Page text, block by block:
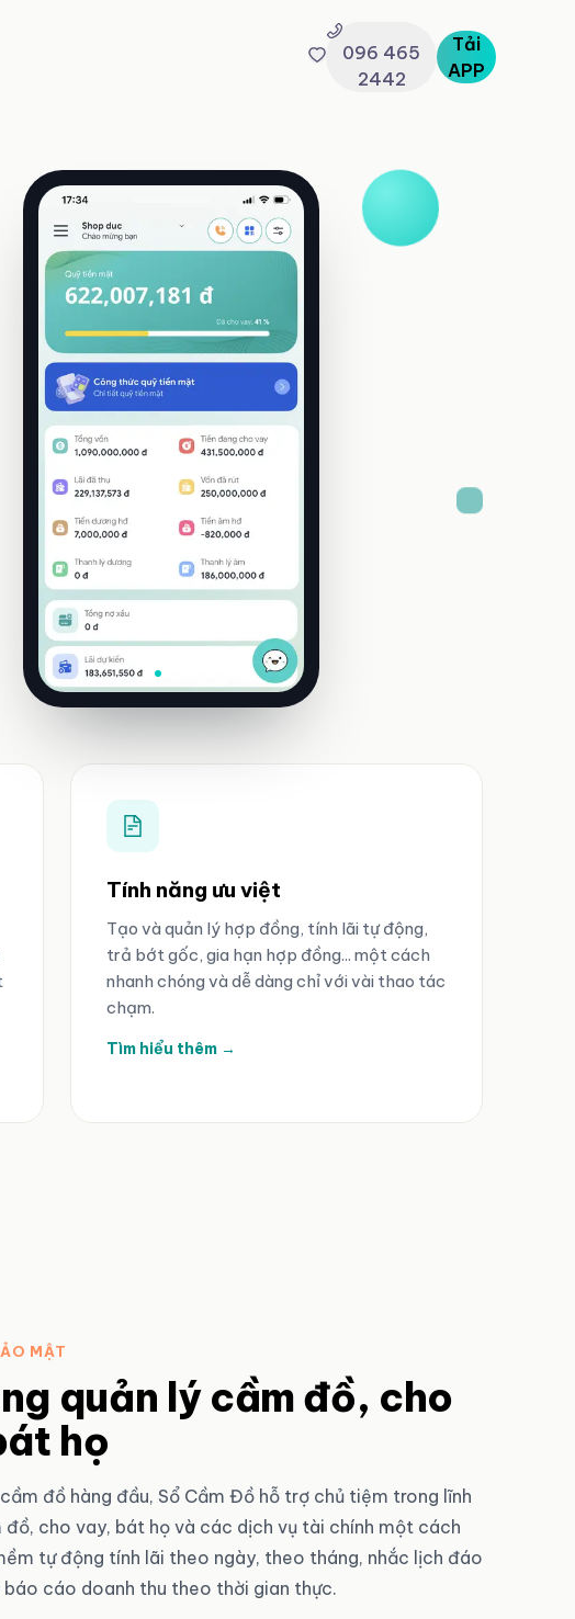
096 465
2442
Tải
APP
Tính năng ưu việt
Tạo và quản lý hợp đồng, tính lãi tự động,
trả bớt gốc, gia hạn hợp đồng... một cách
nhanh chóng và dễ dàng chỉ với vài thao tác
chạm.
Tìm hiểu thêm →
MẬT
quản lý cầm đồ, cho
họ
đồ hàng đầu, Sổ Cầm Đồ hỗ trợ chủ tiệm trong lĩnh
đồ, cho vay, bát họ và các dịch vụ tài chính một cách
tự động tính lãi theo ngày, theo tháng, nhắc lịch đáo
báo cáo doanh thu theo thời gian thực.